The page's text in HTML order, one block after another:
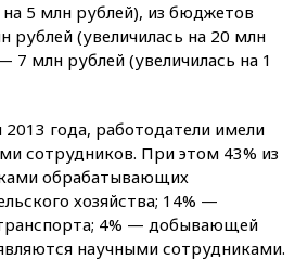
5 млн рублей), из бюджетов
(увеличилась на 20 млн
7 млн рублей (увеличилась на 1
года, работодатели имели
сотрудников. При этом 43% из
обрабатывающих
хозяйства; 14% —
4% — добывающей
научными сотрудниками.